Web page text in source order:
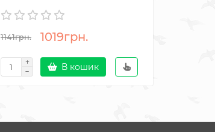
1141грн. 1019грн.
В кошик